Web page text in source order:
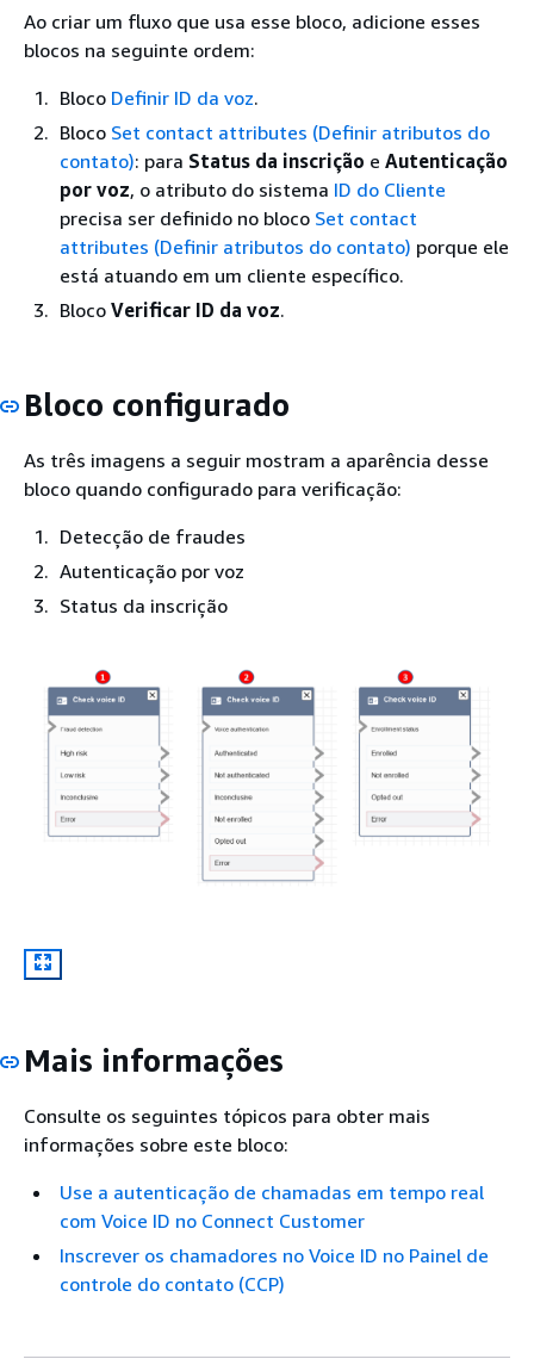
Ao criar um fluxo que usa esse bloco, adicione esses
blocos na seguinte ordem:
Bloco Definir ID da voz.
Bloco Set contact attributes (Definir atributos do
contato): para Status da inscrição e Autenticação
por voz, o atributo do sistema ID do Cliente
precisa ser definido no bloco Set contact
attributes (Definir atributos do contato) porque ele
está atuando em um cliente específico.
Bloco Verificar ID da voz.
Bloco configurado
As três imagens a seguir mostram a aparência desse
bloco quando configurado para verificação:
Detecção de fraudes
Autenticação por voz
Status da inscrição
Mais informações
Consulte os seguintes tópicos para obter mais
informações sobre este bloco:
Use a autenticação de chamadas em tempo real
com Voice ID no Connect Customer
Inscrever os chamadores no Voice ID no Painel de
controle do contato (CCP)